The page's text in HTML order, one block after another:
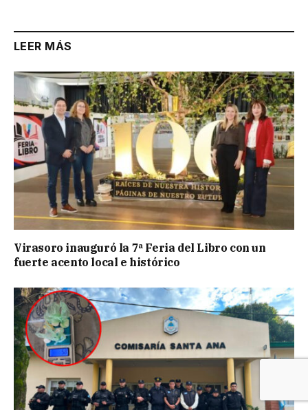
LEER MÁS
Virasoro inauguró la 7ª Feria del Libro con un
fuerte acento local e histórico